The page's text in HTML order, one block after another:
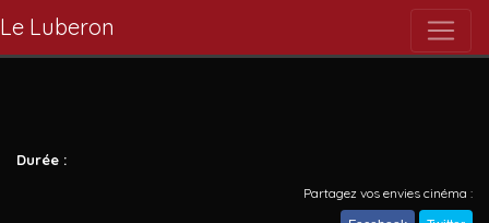
Le Luberon
Durée :
Partagez vos envies cinéma :